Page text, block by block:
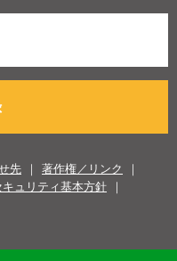
先
著作権／リンク
ュリティ基本方針